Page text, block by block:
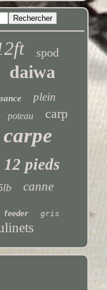
spod
daiwa
plein
poteau carp
carpe
12 pieds
canne
feeder gris